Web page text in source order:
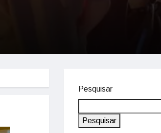
Pesquisar
Pesquisar